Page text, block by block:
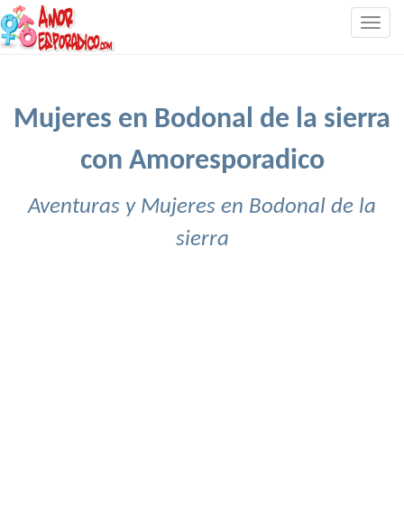
Mujeres en Bodonal de la sierra
con Amoresporadico
Aventuras y Mujeres en Bodonal de la
sierra